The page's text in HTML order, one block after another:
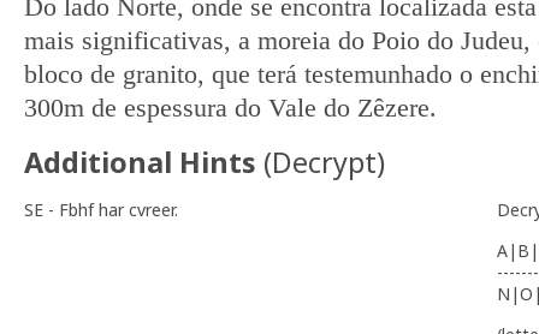
Do lado Norte, onde se encontra localizada
mais significativas, a moreia do Poio do
bloco de granito, que terá testemunhado o
300m de espessura do Vale do Zêzere.
Additional Hints (Decrypt)
SE - Fbhf har cvreer.